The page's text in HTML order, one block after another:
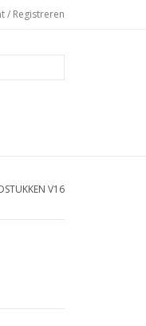
/ Registreren
V16